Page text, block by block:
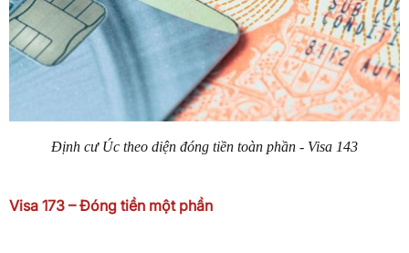
Định cư Úc theo diện đóng tiền toàn phần - Visa 143
Visa 173 – Đóng tiền một phần